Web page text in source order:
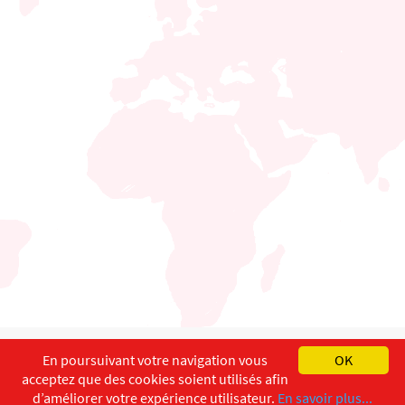
English Français
Copyright ©ISEC-AdW Impressum
OK
En poursuivant votre navigation vous
acceptez que des cookies soient utilisés afin
d’améliorer votre expérience utilisateur. En savoir plus...